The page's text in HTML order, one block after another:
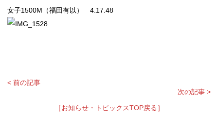
女子1500M（福田有以） 4.17.48
< 前の記事
次の記事 >
［お知らせ・トピックスTOP戻る］